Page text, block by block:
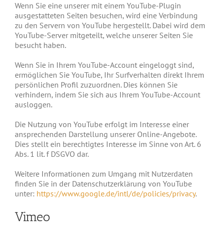
Wenn Sie eine unserer mit einem YouTube-Plugin
ausgestatteten Seiten besuchen, wird eine Verbindung
zu den Servern von YouTube hergestellt. Dabei wird dem
YouTube-Server mitgeteilt, welche unserer Seiten Sie
besucht haben.
Wenn Sie in Ihrem YouTube-Account eingeloggt sind,
ermöglichen Sie YouTube, Ihr Surfverhalten direkt Ihrem
persönlichen Profil zuzuordnen. Dies können Sie
verhindern, indem Sie sich aus Ihrem YouTube-Account
ausloggen.
Die Nutzung von YouTube erfolgt im Interesse einer
ansprechenden Darstellung unserer Online-Angebote.
Dies stellt ein berechtigtes Interesse im Sinne von Art. 6
Abs. 1 lit. f DSGVO dar.
Weitere Informationen zum Umgang mit Nutzerdaten
finden Sie in der Datenschutzerklärung von YouTube
unter: https://www.google.de/intl/de/policies/privacy.
Vimeo